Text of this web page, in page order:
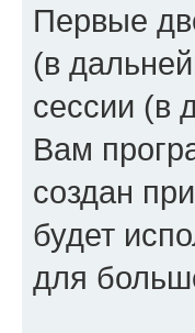
Первые
(в
сессии (в
Вам
создан
будет
для